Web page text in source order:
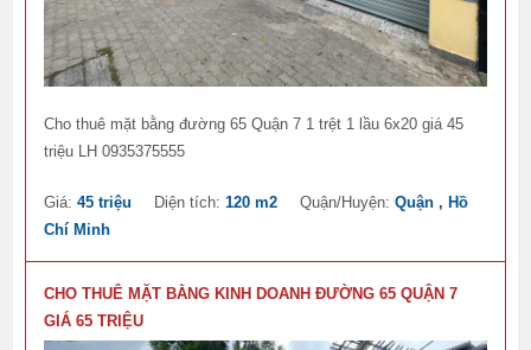
Cho thuê mặt bằng đường 65 Quận 7 1 trệt 1 lầu 6x20 giá 45
triệu LH 0935375555
Giá:45 triệu Diện tích:120 m2 Quận/Huyện:Quận , Hồ
Chí Minh
CHO THUÊ MẶT BẰNG KINH DOANH ĐƯỜNG 65 QUẬN 7
GIÁ 65 TRIỆU